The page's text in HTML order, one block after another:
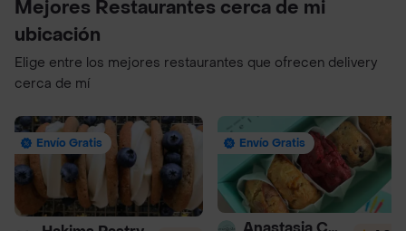
Mejores Restaurantes cerca de mi
ubicación
Elige entre los mejores restaurantes que ofrecen delivery
cerca de mí
Envío Gratis Envío Gratis